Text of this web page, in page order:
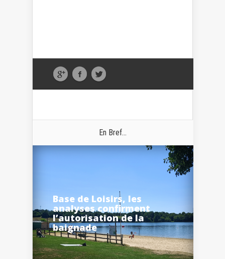
En Bref...
Base de Loisirs, les
analyses confirment
l’autorisation de la
baignade